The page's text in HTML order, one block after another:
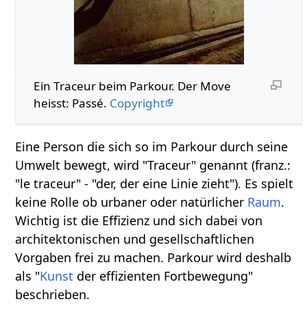
Ein Traceur beim Parkour. Der Move
heisst: Passé. Copyright
Eine Person die sich so im Parkour durch seine
Umwelt bewegt, wird "Traceur" genannt (franz.:
"le traceur" - "der, der eine Linie zieht"). Es spielt
keine Rolle ob urbaner oder natürlicher Raum.
Wichtig ist die Effizienz und sich dabei von
architektonischen und gesellschaftlichen
Vorgaben frei zu machen. Parkour wird deshalb
als "Kunst der effizienten Fortbewegung"
beschrieben.